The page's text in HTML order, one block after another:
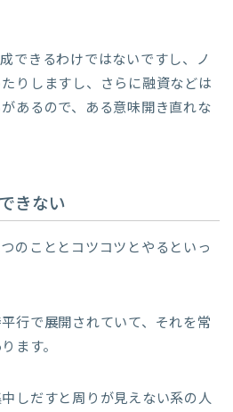
できるわけではないですし、ノ
りしますし、さらに融資などは
あるので、ある意味開き直れな
きない
のこととコツコツとやるといっ
行で展開されていて、それを常
ます。
しだすと周りが見えない系の人